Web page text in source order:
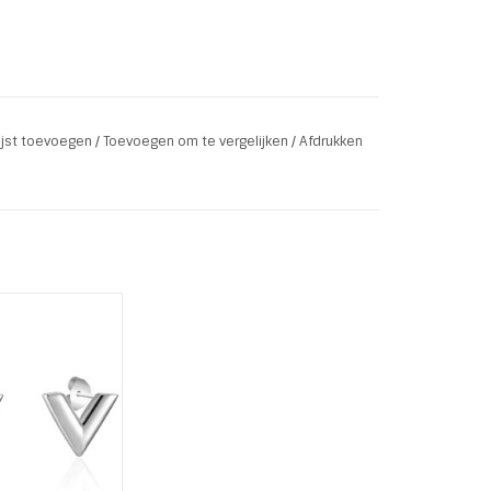
toevoegen /Toevoegen om te vergelijken /Afdrukken
Plated
x H 1,1 cm
WINKELWAGEN